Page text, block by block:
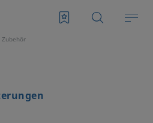
Zubehör